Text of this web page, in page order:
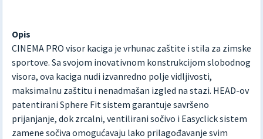
Opis
CINEMA PRO visor kaciga je vrhunac zaštite i stila za zimske
sportove. Sa svojom inovativnom konstrukcijom slobodnog
visora, ova kaciga nudi izvanredno polje vidljivosti,
maksimalnu zaštitu i nenadmašan izgled na stazi. HEAD-ov
patentirani Sphere Fit sistem garantuje savršeno
prijanjanje, dok zrcalni, ventilirani sočivo i Easyclick sistem
zamene sočiva omogućavaju lako prilagođavanje svim